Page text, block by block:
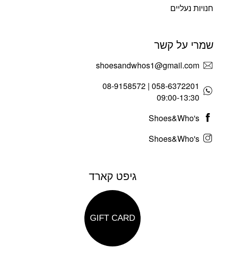
חנויות נעליים
שמרי על קשר
shoesandwhos1@gmail.com
058-6372201 | 08-9158572
09:00-13:30
Shoes&Who's
Shoes&Who's
גיפט קארד
GIFT CARD